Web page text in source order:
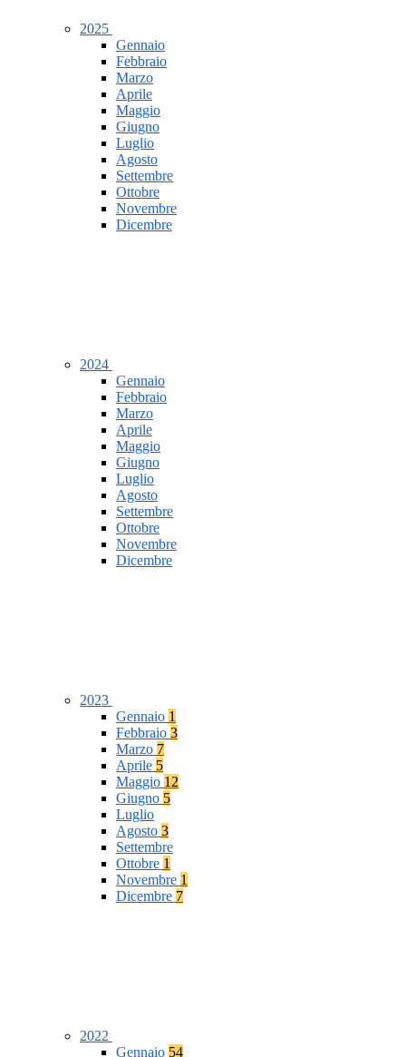
2025
Gennaio
Febbraio
Marzo
Aprile
Maggio
Giugno
Luglio
Agosto
Settembre
Ottobre
Novembre
Dicembre
2024
Gennaio
Febbraio
Marzo
Aprile
Maggio
Giugno
Luglio
Agosto
Settembre
Ottobre
Novembre
Dicembre
2023
Gennaio 1
Febbraio 3
Marzo 7
Aprile 5
Maggio 12
Giugno 5
Luglio
Agosto 3
Settembre
Ottobre 1
Novembre 1
Dicembre 7
2022
Gennaio 54